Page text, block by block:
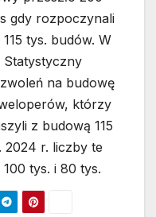
gdy rozpoczynali
tys. budów. W
Statystyczny
na budowę
którzy
z budową 115
2024 r. liczby te
tys. i 80 tys.